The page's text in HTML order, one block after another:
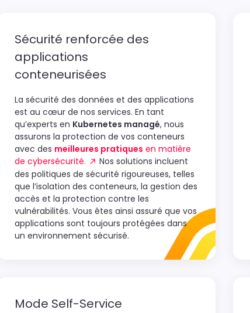
Sécurité renforcée des
applications
conteneurisées
La sécurité des données et des applications
est au cœur de nos services. En tant
qu’experts en Kubernetes managé, nous
assurons la protection de vos conteneurs
avec des meilleures pratiques en matière
de cybersécurité.
Nos solutions incluent
des politiques de sécurité rigoureuses, telles
que l’isolation des conteneurs, la gestion des
accès et la protection contre les
vulnérabilités. Vous êtes ainsi assuré que vos
applications sont toujours protégées dans
un environnement sécurisé.
Mode Self-Service